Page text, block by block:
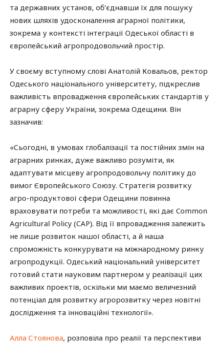
та державних установ, об’єднавши їх для пошуку
нових шляхів удосконалення аграрної політики,
зокрема у контексті інтеграції Одеської області в
європейський агропродовольчий простір.
У своєму вступному слові Анатолій Ковальов, ректор
Одеського національного університету, підкреслив
важливість впровадження європейських стандартів у
аграрну сферу України, зокрема Одещини. Він
зазначив:
«Сьогодні, в умовах глобалізації та постійних змін на
аграрних ринках, дуже важливо розуміти, як
адаптувати місцеву агропродовольчу політику до
вимог Європейського Союзу. Стратегія розвитку
агро-продуктової сфери Одещини повинна
враховувати потреби та можливості, які дає Common
Agricultural Policy (CAP). Від її впровадження залежить
не лише розвиток нашої області, а й наша
спроможність конкурувати на міжнародному ринку
агропродукції. Одеський національний університет
готовий стати науковим партнером у реалізації цих
важливих проектів, оскільки ми маємо величезний
потенціал для розвитку агророзвитку через новітні
дослідження та інноваційні технології».
Алла Стоянова, розповіла про реалії та перспективи